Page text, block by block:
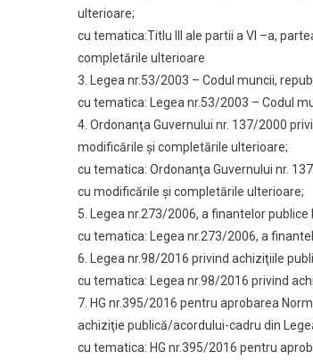
ulterioare;
cu tematica:Titlu III ale partii a VI –a,
completările ulterioare
3. Legea nr.53/2003 – Codul muncii,
cu tematica: Legea nr.53/2003 – Codul
4. Ordonanţa Guvernului nr. 137/2000
modificările şi completările ulterioare;
cu tematica: Ordonanţa Guvernului nr.
cu modificările şi completările ulterioare;
5. Legea nr.273/2006, a finantelor
cu tematica: Legea nr.273/2006, a
6. Legea nr.98/2016 privind achiziţiile
cu tematica: Legea nr.98/2016 privind
7. HG nr.395/2016 pentru aprobarea
achiziţie publică/acordului-cadru din
cu tematica: HG nr.395/2016 pentru